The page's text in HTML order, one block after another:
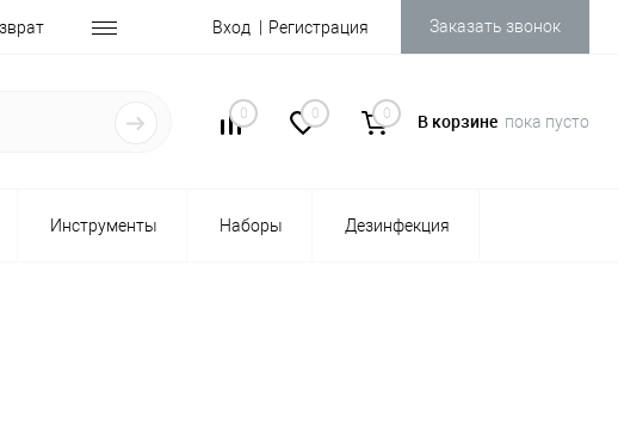
Вход Регистрация Заказать звонок
0 0 0 В корзине пока пусто
Инструменты Наборы Дезинфекция